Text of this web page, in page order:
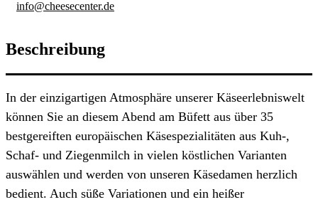
info@cheesecenter.de
Beschreibung
In der einzigartigen Atmosphäre unserer Käseerlebniswelt
können Sie an diesem Abend am Büfett aus über 35
bestgereiften europäischen Käsespezialitäten aus Kuh-,
Schaf- und Ziegenmilch in vielen köstlichen Varianten
auswählen und werden von unseren Käsedamen herzlich
bedient. Auch süße Variationen und ein heißer